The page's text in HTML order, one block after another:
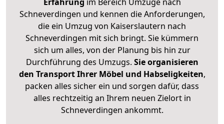
Schneverdingen und kennen die Anforderungen,
die ein Umzug von Kaiserslautern nach
Schneverdingen mit sich bringt. Sie kümmern
sich um alles, von der Planung bis hin zur
Durchführung des Umzugs. Sie organisieren
den Transport Ihrer Möbel und Habseligkeiten,
packen alles sicher ein und sorgen dafür, dass
alles rechtzeitig an Ihrem neuen Zielort in
Schneverdingen ankommt.